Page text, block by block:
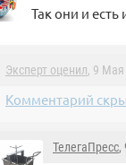
Так они и
Эксперт оценил, 9 Мая
Комментарий
ТелегаПресс,